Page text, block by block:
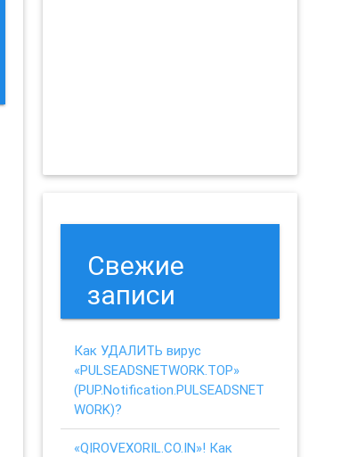
Свежие
записи
Как УДАЛИТЬ вирус
«PULSEADSNETWORK.TOP»
(PUP.Notification.PULSEADSNET
WORK)?
«QIROVEXORIL.CO.IN»! Как